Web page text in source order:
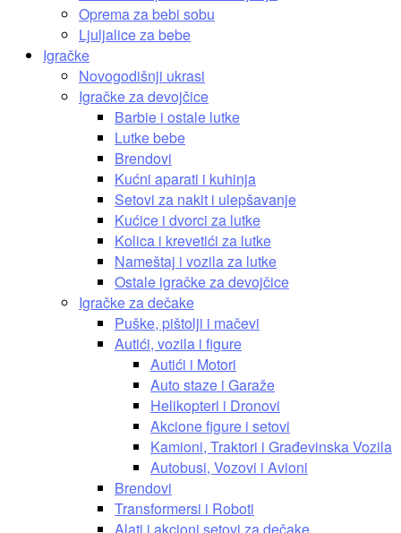
Oprema za bebi sobu
Ljuljalice za bebe
Igračke
Novogodišnji ukrasi
Igračke za devojčice
Barbie i ostale lutke
Lutke bebe
Brendovi
Kućni aparati i kuhinja
Setovi za nakit i ulepšavanje
Kućice i dvorci za lutke
Kolica i krevetići za lutke
Nameštaj i vozila za lutke
Ostale igračke za devojčice
Igračke za dečake
Puške, pištolji i mačevi
Autići, vozila i figure
Autići i Motori
Auto staze i Garaže
Helikopteri i Dronovi
Akcione figure i setovi
Kamioni, Traktori i Građevinska Vozila
Autobusi, Vozovi i Avioni
Brendovi
Transformersi i Roboti